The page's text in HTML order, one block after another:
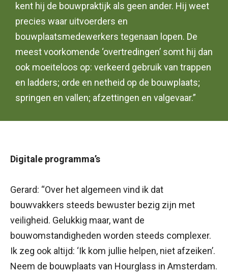
kent hij de bouwpraktijk als geen ander. Hij weet
precies waar uitvoerders en
bouwplaatsmedewerkers tegenaan lopen. De
meest voorkomende ‘overtredingen’ somt hij dan
ook moeiteloos op: verkeerd gebruik van trappen
en ladders; orde en netheid op de bouwplaats;
springen en vallen; afzettingen en valgevaar.”
Digitale programma’s
Gerard: “Over het algemeen vind ik dat
bouwvakkers steeds bewuster bezig zijn met
veiligheid. Gelukkig maar, want de
bouwomstandigheden worden steeds complexer.
Ik zeg ook altijd: ‘Ik kom jullie helpen, niet afzeiken’.
Neem de bouwplaats van Hourglass in Amsterdam.